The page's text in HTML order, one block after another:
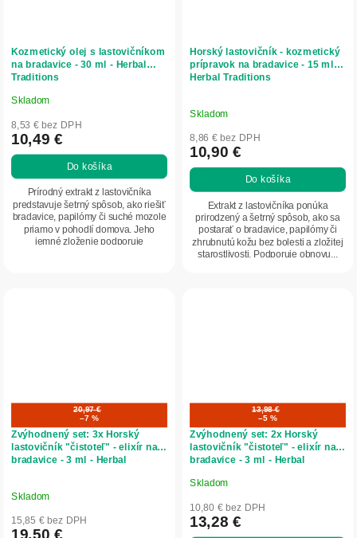
Kozmetický olej s lastovičníkom
na bradavice - 30 ml - Herbal
Traditions
Priemerné
hodnotenie
produktu
je
5,0
5
hviezdičiek.
Skladom
8,53 € bez DPH
10,49 €
Do košíka
Prírodný extrakt z lastovičníka
predstavuje šetrný spôsob, ako riešiť
bradavice, papilómy či suché mozole
priamo v pohodlí domova. Jeho
jemné zloženie podporuje
Horský lastovičník - kozmetický
prípravok na bradavice - 15 ml -
Herbal Traditions
Skladom
8,86 € bez DPH
10,90 €
Do košíka
Extrakt z lastovičníka ponúka
prirodzený a šetrný spôsob, ako sa
postarať o bradavice, papilómy či
zhrubnutú kožu bez bolesti a zložitej
starostlivosti. Podporuje obnovu...
20,97 €
–7 %
Zvýhodnený set: 3x Horský
lastovičník "čistoteľ" - elixír na
bradavice - 3 ml - Herbal
Skladom
15,85 € bez DPH
19,50 €
13,98 €
–5 %
Zvýhodnený set: 2x Horský
lastovičník "čistoteľ" - elixír na
bradavice - 3 ml - Herbal
Priemerné
hodnotenie
produktu
Skladom
10,80 € bez DPH
13,28 €